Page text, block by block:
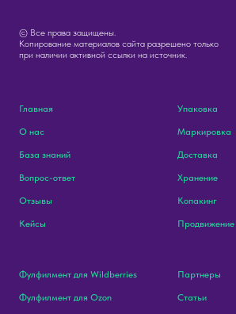
© Все права защищены.
Копирование материалов сайта разрешено только
при наличии активной ссылки на источник.
Главная
О нас
База знаний
Вопрос-ответ
Отзывы
Кейсы
Упаковка
Маркировка
Доставка
Хранение
Копакинг
Фулфилмент для Wildberries
Фулфилмент для Ozon
Партнеры
Статьи